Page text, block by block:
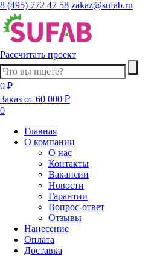
8 (495) 772 47 58 zakaz@sufab.ru
Рассчитать проект
0 ₽
Заказ от 60 000 ₽
0
Главная
О компании
О нас
Контакты
Вакансии
Новости
Гарантии
Вопрос-ответ
Отзывы
Нанесение
Оплата
Доставка